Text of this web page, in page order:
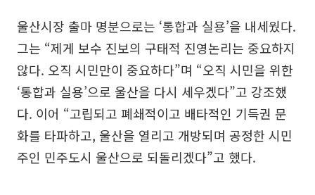
울산시장 출마 명분으로는 ‘통합과 실용’을 내세웠다.
그는 “제게 보수 진보의 구태적 진영논리는 중요하지
않다. 오직 시민만이 중요하다”며 “오직 시민을 위한
‘통합과 실용’으로 울산을 다시 세우겠다”고 강조했
다. 이어 “고립되고 폐쇄적이고 배타적인 기득권 문
화를 타파하고, 울산을 열리고 개방되며 공정한 시민
주인 민주도시 울산으로 되돌리겠다”고 했다.